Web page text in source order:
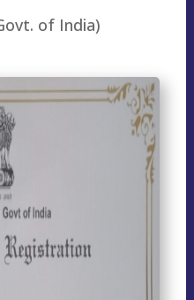
of India)